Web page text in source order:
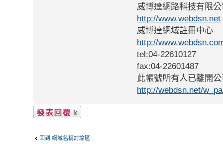
威博達網路科技有限
http://www.webdsn.net
威博達網域註冊中心
http://
tel:04-22610127
fax:04-22601487
此帳號所有人已離開
http://webdsn.net/
發表回覆
回到 網域名稱討論區